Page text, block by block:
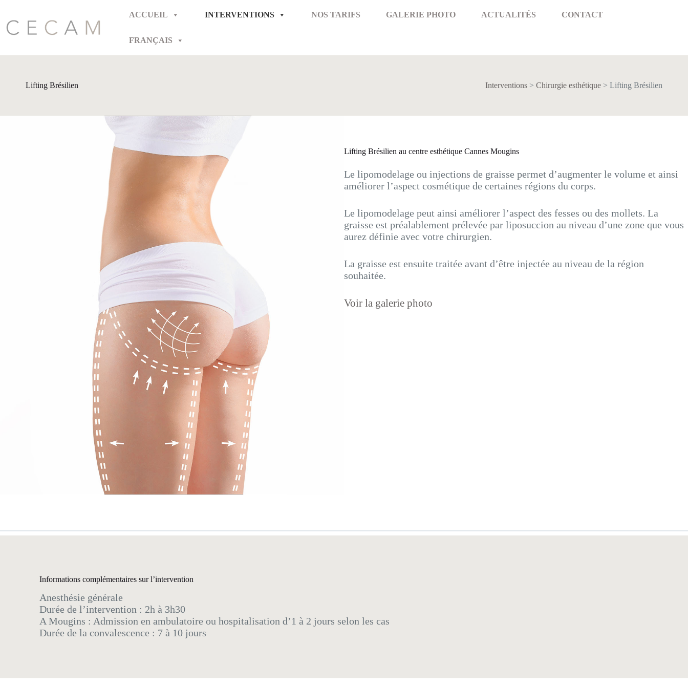
contenu
ACCUEIL INTERVENTIONS NOS TARIFS GALERIE PHOTO ACTUALITÉS CONTACT
FRANÇAIS
Lifting Brésilien Interventions > Chirurgie esthétique > Lifting Brésilien
Lifting Brésilien au centre esthétique Cannes Mougins
Le lipomodelage ou injections de graisse permet d’augmenter le volume et ainsi
améliorer l’aspect cosmétique de certaines régions du corps.
Le lipomodelage peut ainsi améliorer l’aspect des fesses ou des mollets. La
graisse est préalablement prélevée par liposuccion au niveau d’une zone que vous
aurez définie avec votre chirurgien.
La graisse est ensuite traitée avant d’être injectée au niveau de la région
souhaitée.
Voir la galerie photo
Informations complémentaires sur l’intervention
Anesthésie générale
Durée de l’intervention : 2h à 3h30
A Mougins : Admission en ambulatoire ou hospitalisation d’1 à 2 jours selon les cas
Durée de la convalescence : 7 à 10 jours